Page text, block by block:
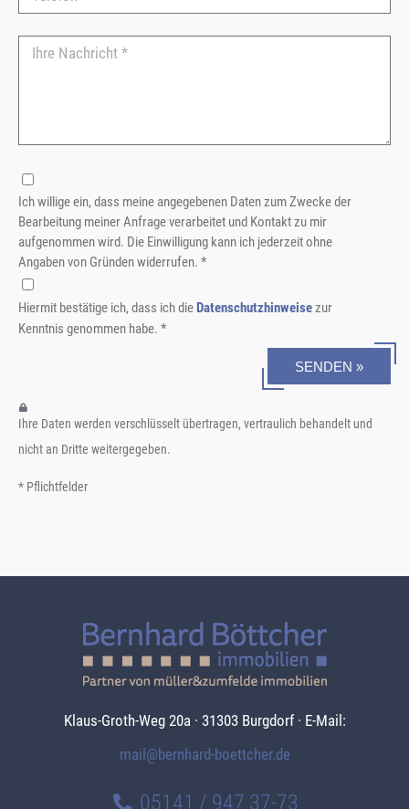
Klaus-Groth-Weg 20a · 31303 Burgdorf · E-Mail:
mail@bernhard-boettcher.de
05141 / 947 37-73
Ich willige ein, dass meine angegebenen Daten zum Zwecke der
Bearbeitung meiner Anfrage verarbeitet und Kontakt zu mir
aufgenommen wird. Die Einwilligung kann ich jederzeit ohne
Angaben von Gründen widerrufen. *
Hiermit bestätige ich, dass ich die Datenschutzhinweisezur
Kenntnis genommen habe. *
SENDEN »
Ihre Daten werden verschlüsselt übertragen, vertraulich behandelt und
nicht an Dritte weitergegeben.
* Pflichtfelder